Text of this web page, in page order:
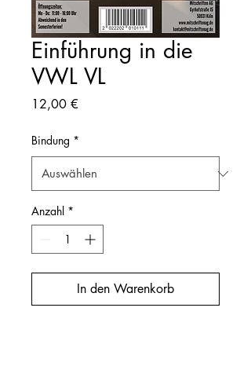
Einführung in die
VWL VL
12,00 €
Bindung *
Anzahl *
In den Warenkorb